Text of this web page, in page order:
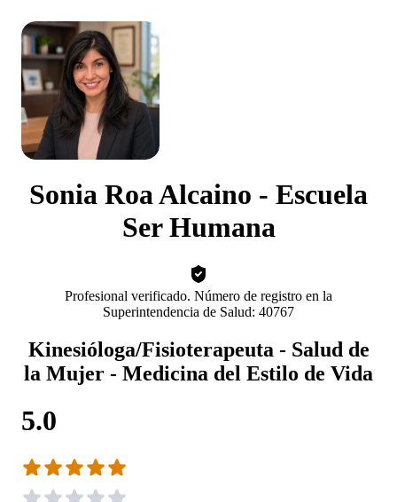
Sonia Roa Alcaino - Escuela
Ser Humana
Profesional verificado. Número de registro en la
Superintendencia de Salud: 40767
Kinesióloga/Fisioterapeuta - Salud de
la Mujer - Medicina del Estilo de Vida
5.0